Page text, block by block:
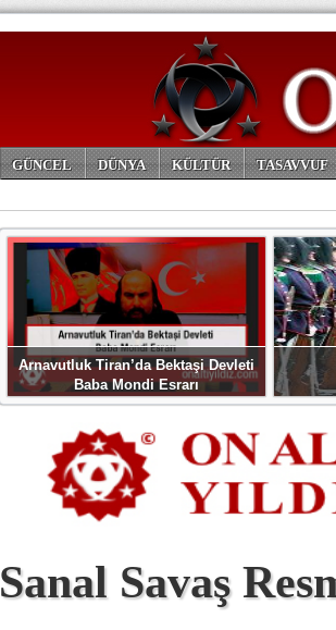
GÜNCEL DÜNYA KÜLTÜR TASAVVUF
Arnavutluk Tiran’da Bektaşi Devleti
Baba Mondi Esrarı
Sanal Savaş